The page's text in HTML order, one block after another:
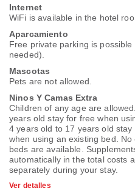
Internet
WiFi is available in the hotel
Aparcamiento
Free private parking is
needed).
Mascotas
Pets are not allowed.
Ninos Y Camas Extra
Children of any age are
years old stay for free when
4 years old to 17 years old
when using an existing bed.
beds are available.
automatically in the total costs
separately during your stay.
Ver detalles